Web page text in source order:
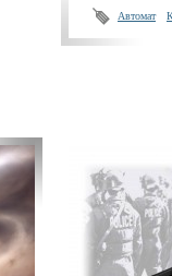
Автомат